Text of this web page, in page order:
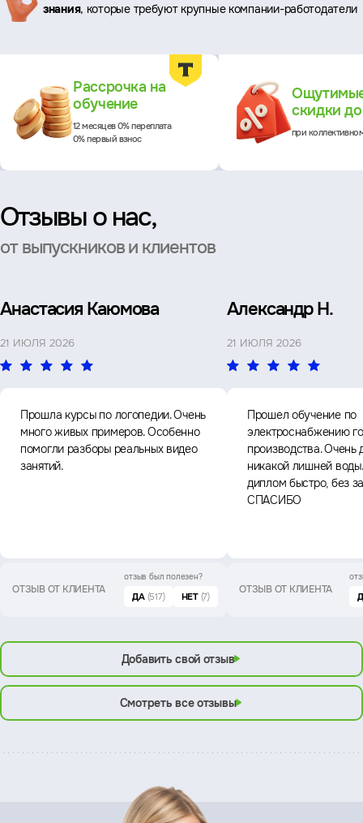
знания, которые требуют крупные компании-работодатели
Рассрочка на
обучение
12 месяцев 0% переплата
0% первый взнос
скидки
при
Отзывы о нас,
от выпускников и клиентов
Анастасия Каюмова
21 ИЮЛЯ 2026
Прошла курсы по логопедии. Очень
много живых примеров. Особенно
помогли разборы реальных видео
занятий.
ОТЗЫВ ОТ КЛИЕНТА
отзыв был полезен?
ДА (517) НЕТ (7)
Александр Н.
21 ИЮЛЯ 2026
Прошел обучение по
электроснабжению
производства. Очень
никакой лишней
диплом быстро, без
СПАСИБО
ОТЗЫВ ОТ КЛИЕНТА
Добавить свой отзыв
Смотреть все отзывы